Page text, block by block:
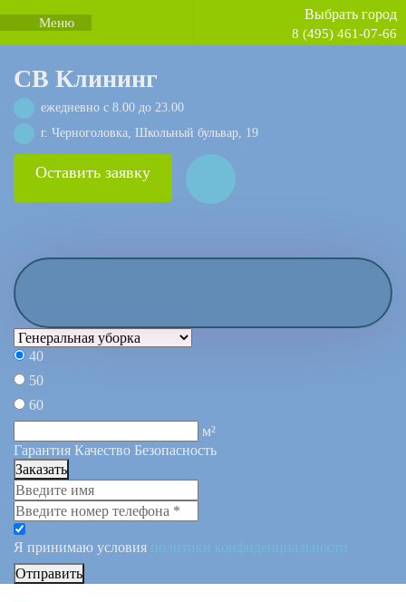
Меню
Выбрать город
8 (495) 461-07-66
СВ Клининг
ежедневно с 8.00 до 23.00
г. Черноголовка, Школьный бульвар, 19
Оставить заявку
40
50
60
м²
Гарантия Качество Безопасность
Заказать
Я принимаю условия политики конфиденциальности
Отправить